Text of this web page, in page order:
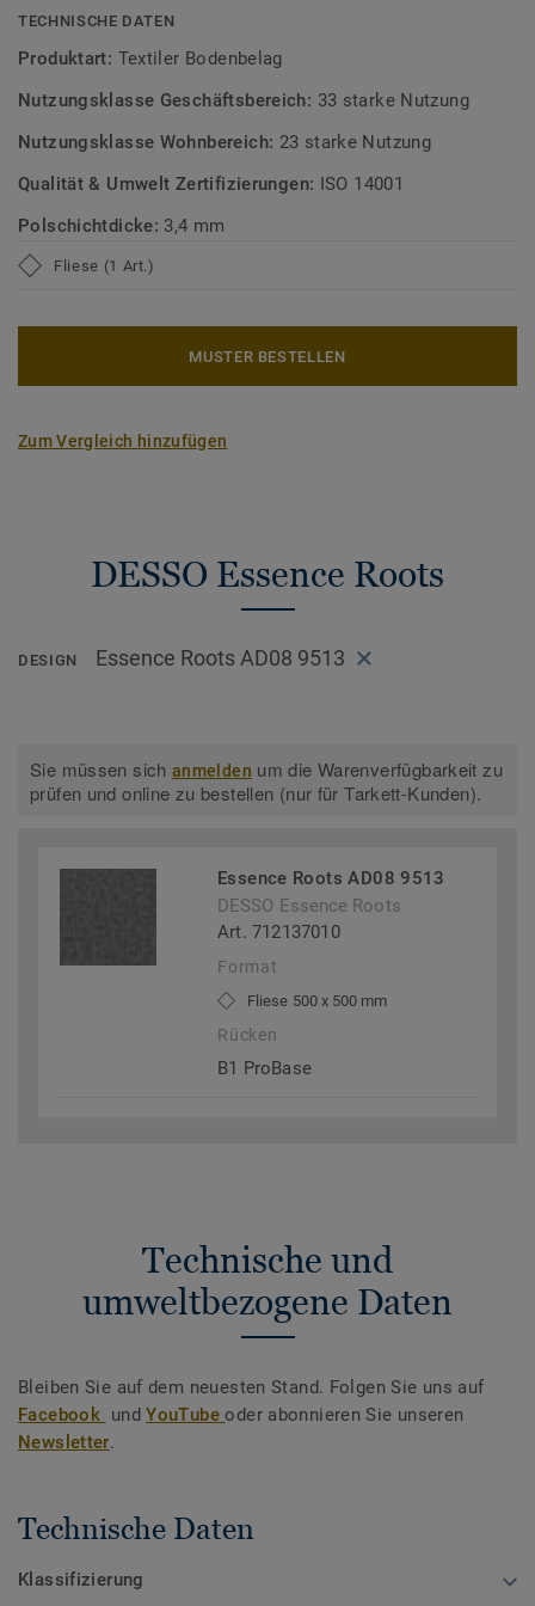
TECHNISCHE DATEN
Produktart: Textiler Bodenbelag
Nutzungsklasse Geschäftsbereich: 33 starke Nutzung
Nutzungsklasse Wohnbereich: 23 starke Nutzung
Qualität & Umwelt Zertifizierungen: ISO 14001
Polschichtdicke: 3,4 mm
Fliese (1 Art.)
MUSTER BESTELLEN
Zum Vergleich hinzufügen
DESSO Essence Roots
DESIGN Essence Roots AD08 9513
Sie müssen sichanmelden um die Warenverfügbarkeit zu
prüfen und online zu bestellen (nur für Tarkett-Kunden).
Essence Roots AD08 9513
DESSO Essence Roots
Art. 712137010
Format
Fliese 500 x 500 mm
Rücken
B1 ProBase
Technische und
umweltbezogene Daten
Bleiben Sie auf dem neuesten Stand. Folgen Sie uns auf
Facebook undYouTubeoder abonnieren Sie unseren
Newsletter.
Technische Daten
Klassifizierung